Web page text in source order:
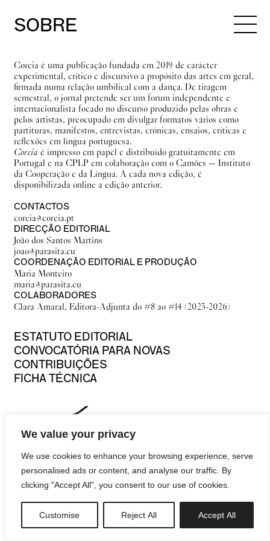
We value your privacy
We use cookies to enhance your browsing experience, serve
personalised ads or content, and analyse our traffic. By
clicking "Accept All", you consent to our use of cookies.
Customise Reject All Accept All
SOBRE
Coreia é uma publicação fundada em 2019 de carácter
experimental, crítico e discursivo a propósito das artes em geral,
firmada numa relação umbilical com a dança. De tiragem
semestral, o jornal pretende ser um forum independente e
internacionalista focado no discurso produzido pelas obras e
pelos artistas, preocupado em divulgar formatos vários como
partituras, manifestos, entrevistas, crónicas, ensaios, críticas e
reflexões em língua portuguesa.
Coreia é impresso em papel e distribuído gratuitamente em
Portugal e na CPLP em colaboração com o Camões — Instituto
da Cooperação e da Língua. A cada nova edição, é
disponibilizada online a edição anterior.
CONTACTOS
coreia@coreia.pt
DIRECÇÃO EDITORIAL
João dos Santos Martins
joao@parasita.eu
COORDENAÇÃO EDITORIAL E PRODUÇÃO
Maria Monteiro
maria@parasita.eu
COLABORADORES
Clara Amaral, Editora-Adjunta do #8 ao #14 (2023-2026)
ESTATUTO EDITORIAL
CONVOCATÓRIA PARA NOVAS
CONTRIBUIÇÕES
FICHA TÉCNICA
newsletter